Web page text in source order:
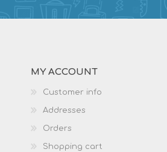
MY ACCOUNT
Customer info
Addresses
Orders
Shopping cart